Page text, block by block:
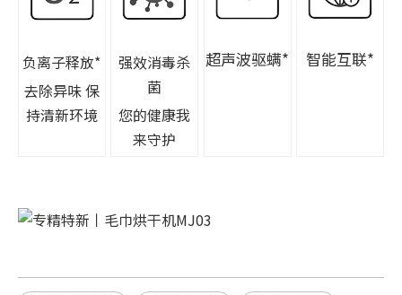
负离子释放*
去除异味 保
持清新环境
强效消毒杀
菌
您的健康我
来守护
超声波驱螨* 智能互联*